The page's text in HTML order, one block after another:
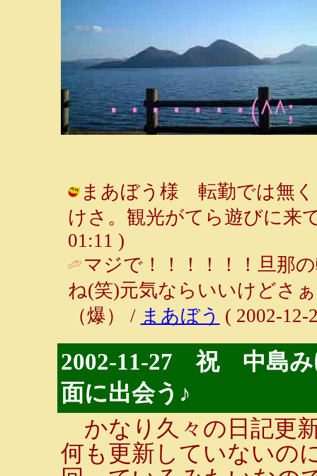
まあぼう様 転勤では無く
けさ。観光がてら遊びに来
01:11 )
マジで！！！！！！旦那
ね(笑)元気ならいいけどさ
（爆） / まあぼう ( 2002-12-
2002-11-27 祝 中島み
面に出会う♪
かなり久々の日記更
何も更新していないの